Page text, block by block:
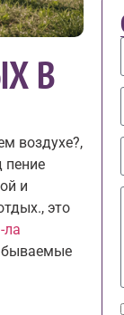
В
воздухе?,
пение
и
это
ла